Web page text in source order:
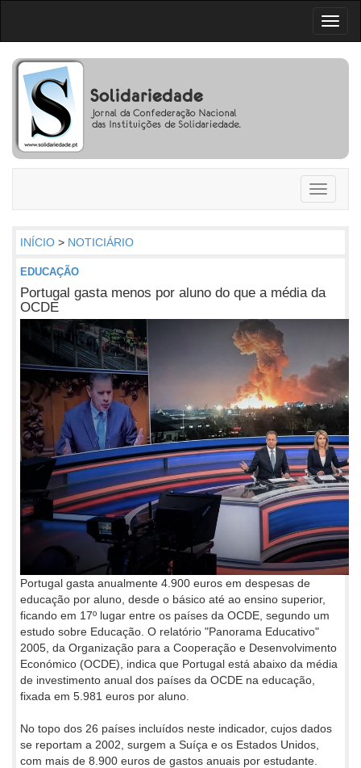
Toggle
INÍCIO > NOTICIÁRIO
EDUCAÇÃO
Portugal gasta menos por aluno do que a média da
OCDE
Portugal gasta anualmente 4.900 euros em despesas de
educação por aluno, desde o básico até ao ensino superior,
ficando em 17º lugar entre os países da OCDE, segundo um
estudo sobre Educação. O relatório "Panorama Educativo"
2005, da Organização para a Cooperação e Desenvolvimento
Económico (OCDE), indica que Portugal está abaixo da média
de investimento anual dos países da OCDE na educação,
fixada em 5.981 euros por aluno.
No topo dos 26 países incluídos neste indicador, cujos dados
se reportam a 2002, surgem a Suíça e os Estados Unidos,
com mais de 8.900 euros de gastos anuais por estudante.